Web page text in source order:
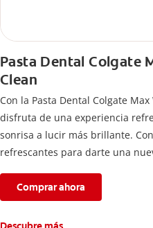
Pasta Dental Colgate
Clean
Con la Pasta Dental Colgate
disfruta de una experiencia
sonrisa a lucir más brillante.
refrescantes para darte una
Comprar ahora